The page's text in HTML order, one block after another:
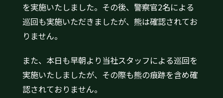
を実施いたしました。その後、警察官2名による
巡回も実施いただきましたが、熊は確認されてお
りません。
また、本日も早朝より当社スタッフによる巡回を
実施いたしましたが、その際も熊の痕跡を含め確
認されておりません。